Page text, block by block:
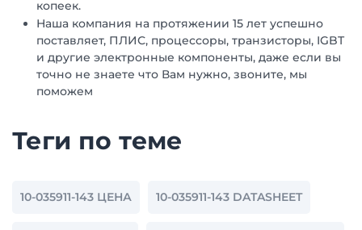
копеек.
Наша компания на протяжении 15 лет успешно
поставляет, ПЛИС, процессоры, транзисторы, IGBT
и другие электронные компоненты, даже если вы
точно не знаете что Вам нужно, звоните, мы
поможем
Теги по теме
10-035911-143 ЦЕНА 10-035911-143 DATASHEET